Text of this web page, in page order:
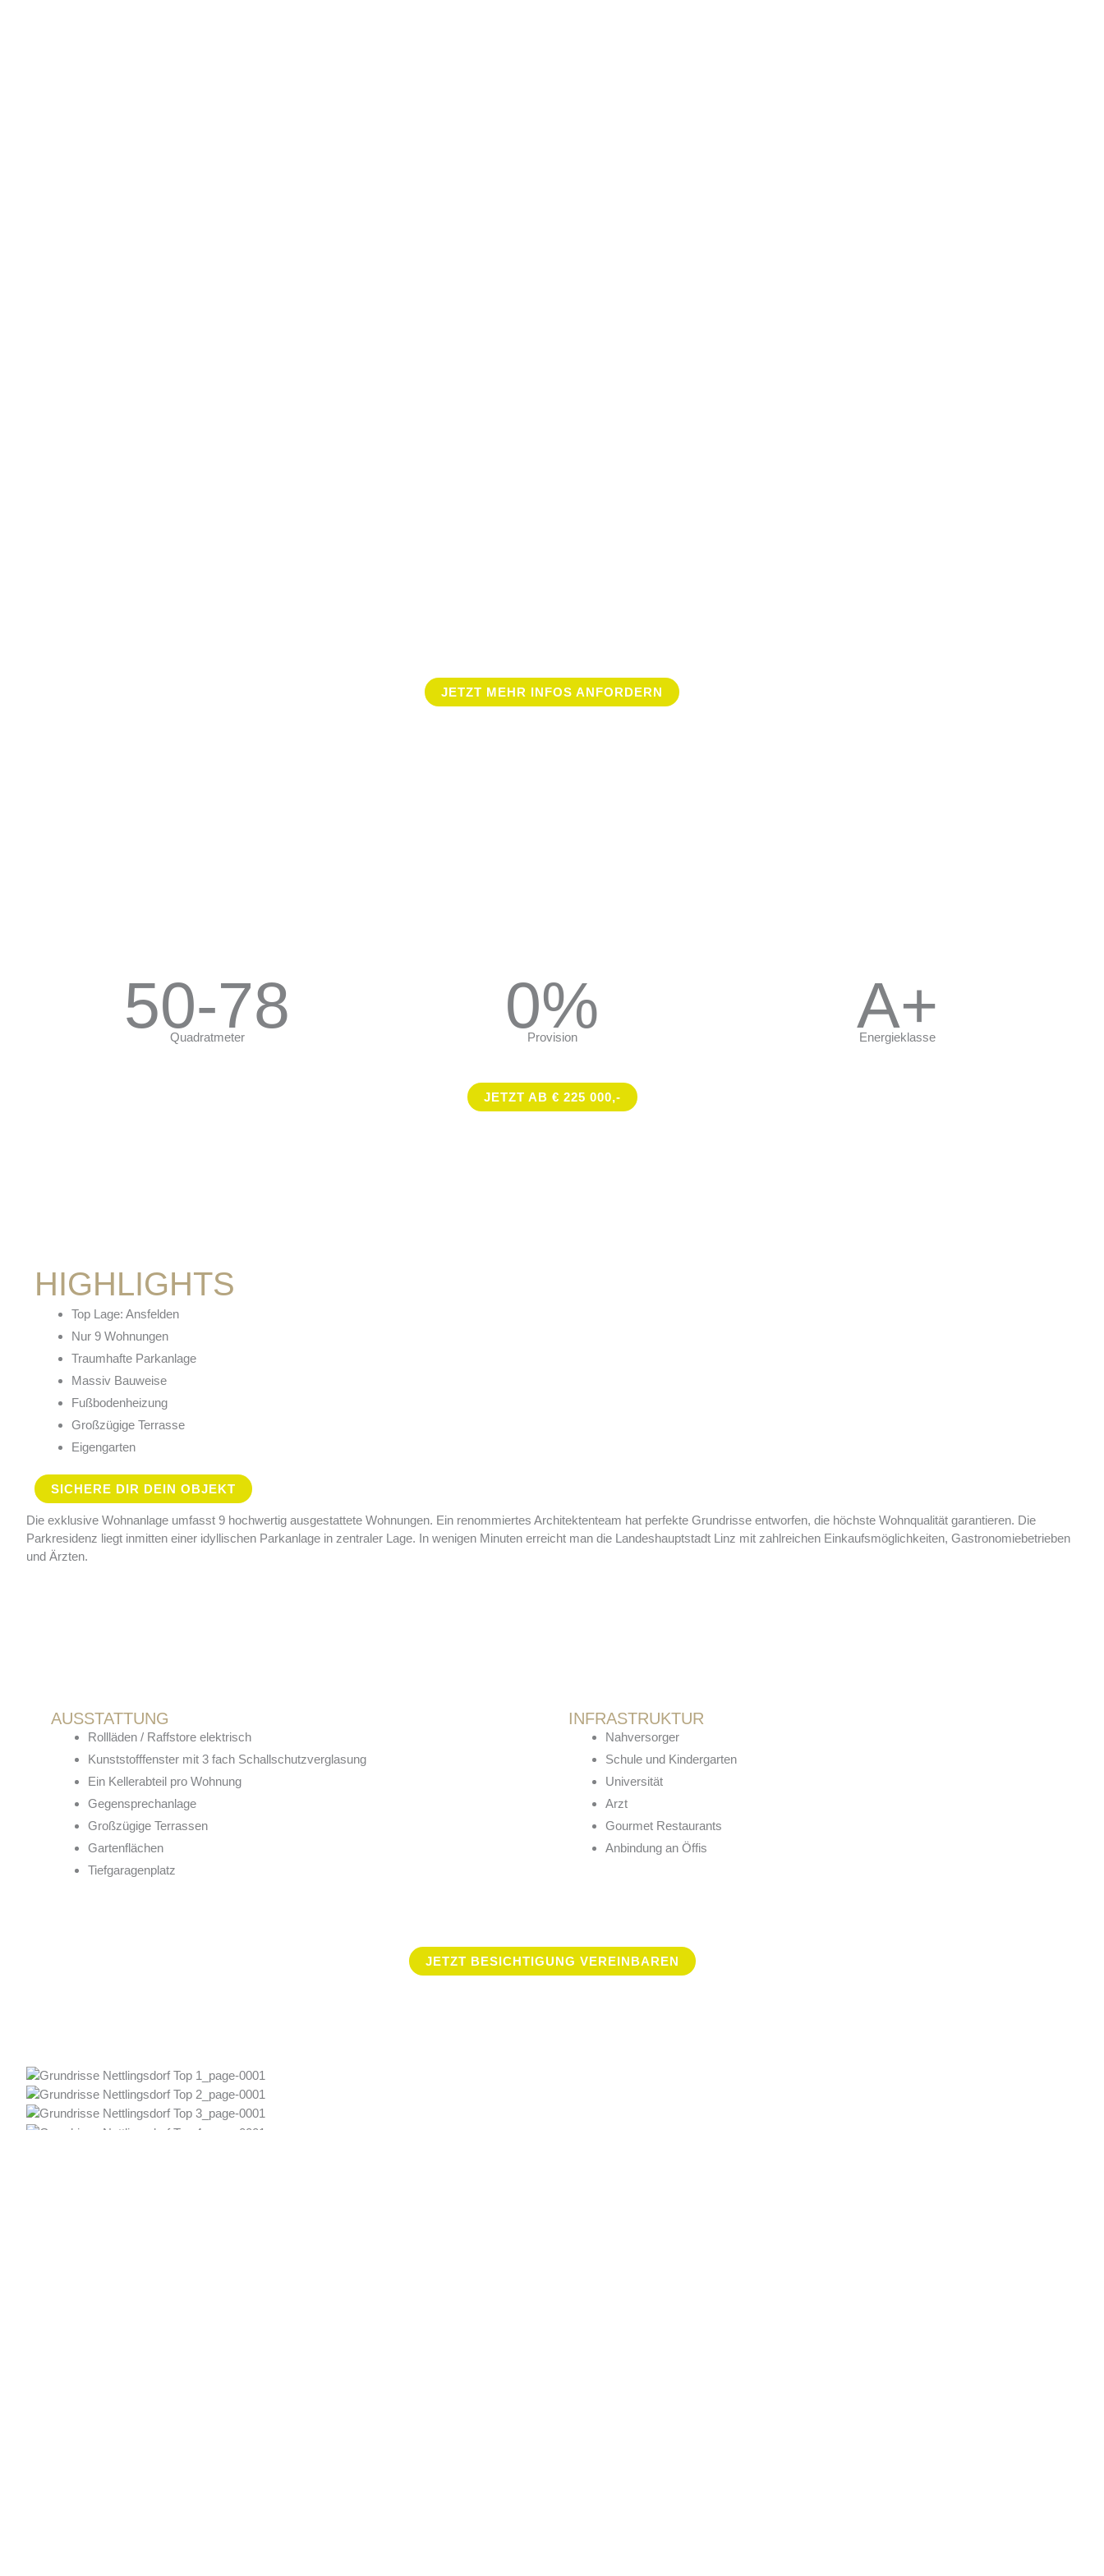
JETZT MEHR INFOS ANFORDERN
50-78
Quadratmeter 0%
Provision A+
Energieklasse
JETZT AB € 225 000,-
HIGHLIGHTS
Top Lage: Ansfelden
Nur 9 Wohnungen
Traumhafte Parkanlage
Massiv Bauweise
Fußbodenheizung
Großzügige Terrasse
Eigengarten
SICHERE DIR DEIN OBJEKT
Die exklusive Wohnanlage umfasst 9 hochwertig ausgestattete Wohnungen. Ein renommiertes Architektenteam hat perfekte Grundrisse entworfen, die höchste Wohnqualität garantieren. Die
Parkresidenz liegt inmitten einer idyllischen Parkanlage in zentraler Lage. In wenigen Minuten erreicht man die Landeshauptstadt Linz mit zahlreichen Einkaufsmöglichkeiten, Gastronomiebetrieben
und Ärzten.
AUSSTATTUNG
Rollläden / Raffstore elektrisch
Kunststofffenster mit 3 fach Schallschutzverglasung
Ein Kellerabteil pro Wohnung
Gegensprechanlage
Großzügige Terrassen
Gartenflächen
Tiefgaragenplatz
INFRA­STRUKTUR
Nahversorger
Schule und Kindergarten
Universität
Arzt
Gourmet Restaurants
Anbindung an Öffis
JETZT BESICHTIGUNG VEREINBAREN